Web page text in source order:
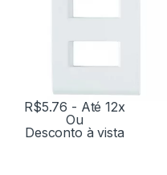
R$5.76 - Até 12x
Ou
Desconto à vista